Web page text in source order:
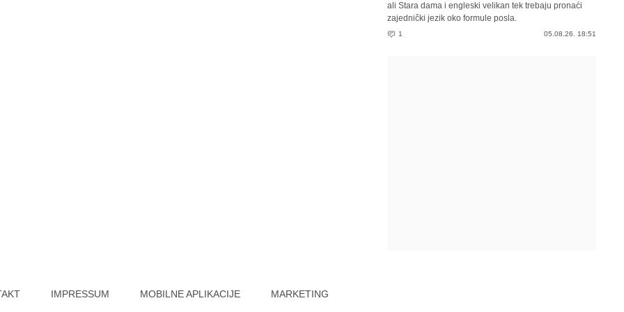
ali Stara dama i engleski velikan tek trebaju pronaći
zajednički jezik oko formule posla.
1 05.08.26. 18:51
IMPRESSUM MOBILNE APLIKACIJE MARKETING